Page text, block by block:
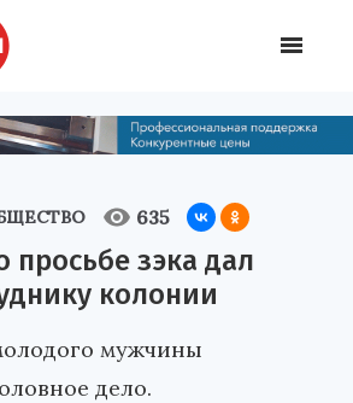
635
просьбе зэка дал
колонии
мужчины
дело.